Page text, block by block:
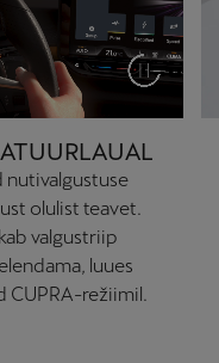
nutivalgustuse
olulist teavet.
valgustriip
luues
CUPRA-režiimil.